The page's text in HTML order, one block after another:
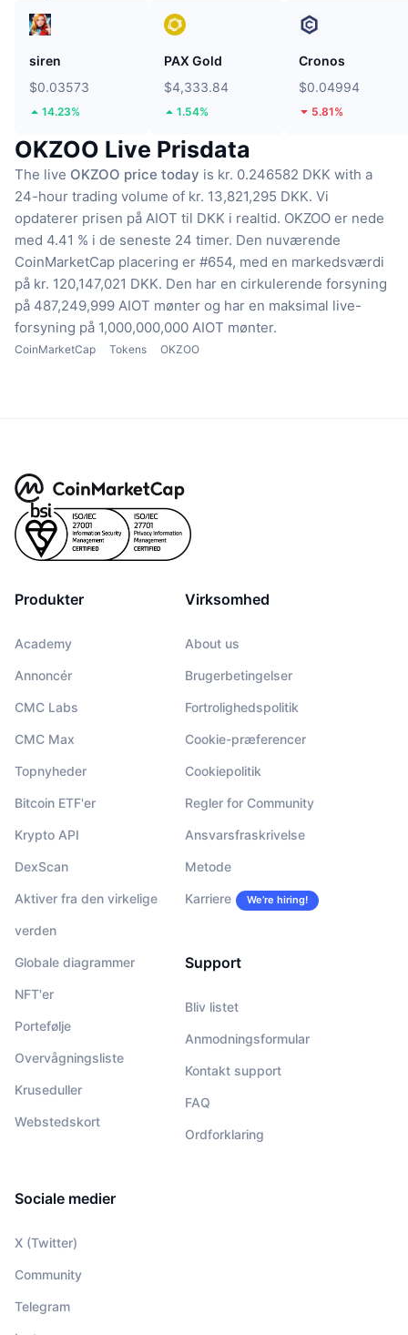
siren
$0.03573
14.23%
PAX Gold
$4,333.84
1.54%
Cronos
$0.04994
5.81%
OKZOO Live Prisdata
The live OKZOO price today is kr. 0.246582 DKK with a
24-hour trading volume of kr. 13,821,295 DKK. Vi
opdaterer prisen på AIOT til DKK i realtid. OKZOO er nede
med 4.41 % i de seneste 24 timer. Den nuværende
CoinMarketCap placering er #654, med en markedsværdi
på kr. 120,147,021 DKK. Den har en cirkulerende forsyning
på 487,249,999 AIOT mønter og har en maksimal live-
forsyning på 1,000,000,000 AIOT mønter.
CoinMarketCap Tokens OKZOO
Produkter
Academy
Annoncér
CMC Labs
CMC Max
Topnyheder
Bitcoin ETF'er
Krypto API
DexScan
Aktiver fra den virkelige
verden
Globale diagrammer
NFT'er
Portefølje
Overvågningsliste
Kruseduller
Webstedskort
Virksomhed
About us
Brugerbetingelser
Fortrolighedspolitik
Cookie-præferencer
Cookiepolitik
Regler for Community
Ansvarsfraskrivelse
Metode
Karriere We’re hiring!
Support
Bliv listet
Anmodningsformular
Kontakt support
FAQ
Ordforklaring
Sociale medier
X (Twitter)
Community
Telegram